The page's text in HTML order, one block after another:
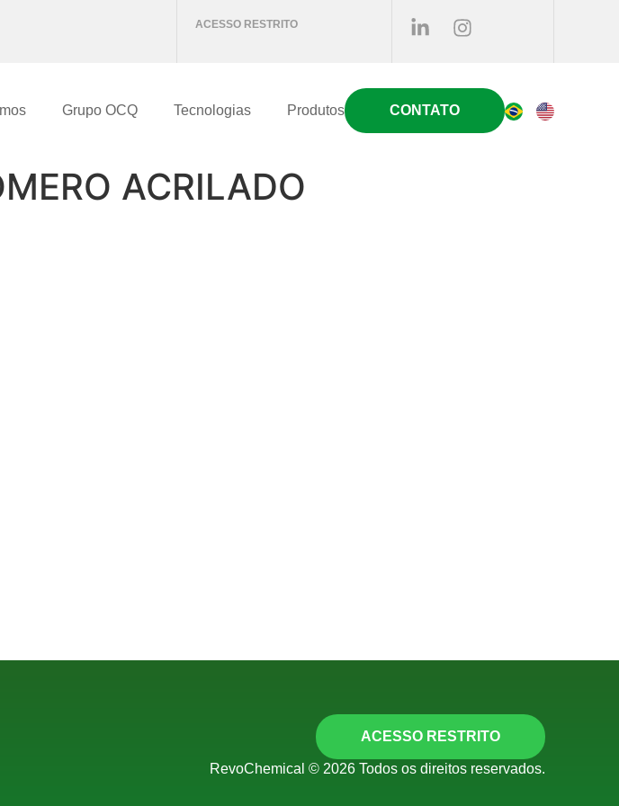
ACESSO RESTRITO
Grupo OCQ Tecnologias Produtos CONTATO
ACRILADO
ACESSO RESTRITO
RevoChemical © 2026 Todos os direitos reservados.